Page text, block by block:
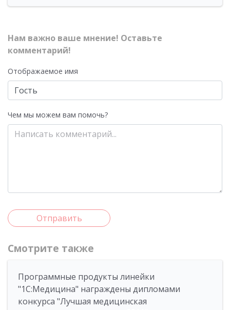
Нам важно ваше мнение! Оставьте
комментарий!
Отображаемое имя
Чем мы можем вам помочь?
Отправить
Смотрите также
Программные продукты линейки
"1С:Медицина" награждены дипломами
конкурса "Лучшая медицинская